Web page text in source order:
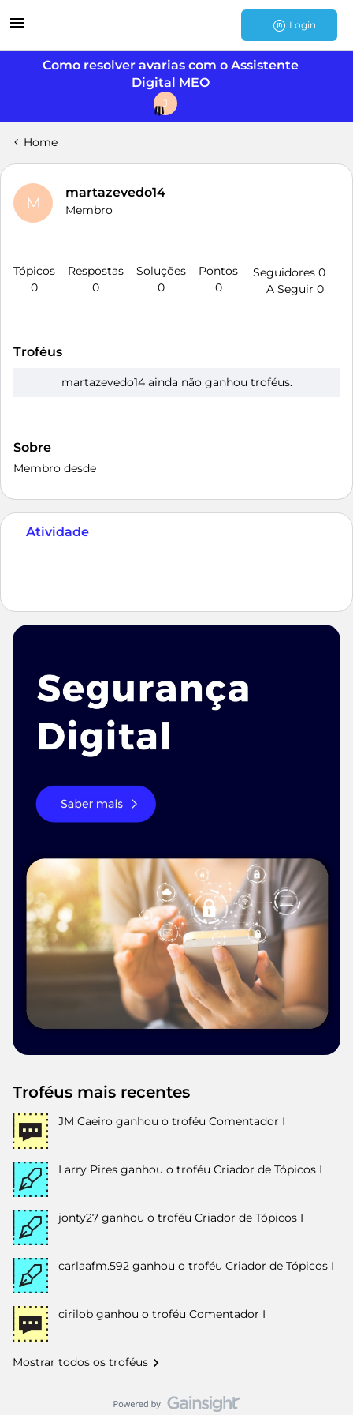
Login
Como resolver avarias com o Assistente
Digital MEO
J
Home
M
martazevedo14
Membro
Tópicos
0
Respostas
0
Soluções
0
Pontos
0
Seguidores 0
A Seguir 0
Troféus
martazevedo14 ainda não ganhou troféus.
Sobre
Membro desde
Atividade
Troféus mais recentes
JM Caeiro ganhou o troféu Comentador I
Larry Pires ganhou o troféu Criador de Tópicos I
jonty27 ganhou o troféu Criador de Tópicos I
carlaafm.592 ganhou o troféu Criador de Tópicos I
cirilob ganhou o troféu Comentador I
Mostrar todos os troféus